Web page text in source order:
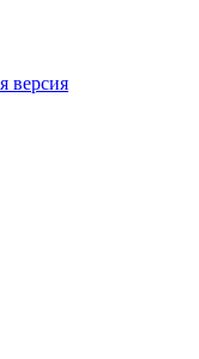
версия